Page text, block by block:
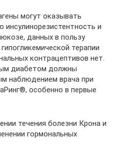
могут оказывать
инсулинорезистентность и
данных в пользу
терапии
контрацептивов нет.
диабетом должны
наблюдением врача при
особенно в первые
течения болезни Крона и
гормональных